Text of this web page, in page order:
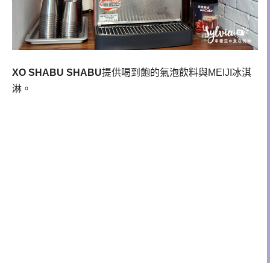
XO SHABU SHABU提供喝到飽的氣泡飲料與MEIJI冰淇
淋。